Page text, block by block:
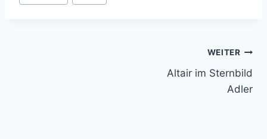
WEITER
Altair im Sternbild
Adler